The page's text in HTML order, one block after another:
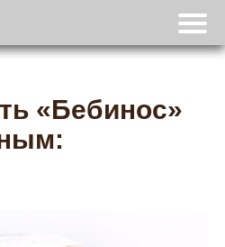
«Бебинос»